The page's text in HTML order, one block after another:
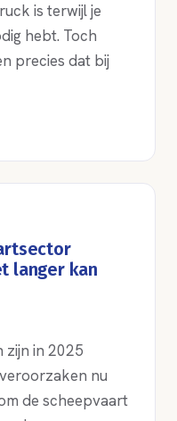
is terwijl je
hebt. Toch
precies dat bij
langer kan
zijn in 2025
nu
de scheepvaart